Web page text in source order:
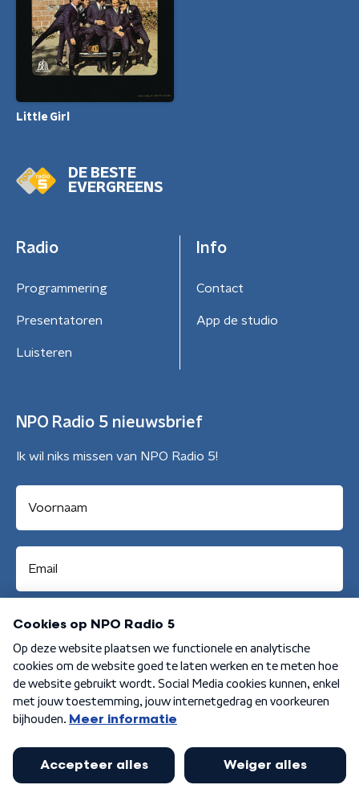
Little Girl
DE BESTE
EVERGREENS
Radio
Programmering
Presentatoren
Luisteren
Info
Contact
App de studio
NPO Radio 5 nieuwsbrief
Ik wil niks missen van NPO Radio 5!
Aanmelden
Algemene voorwaarden